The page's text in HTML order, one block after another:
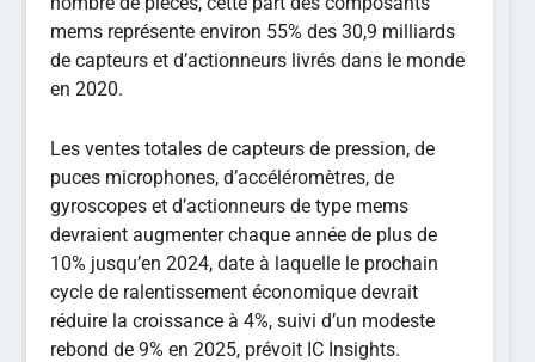
mems représente environ 55% des 30,9 milliards
de capteurs et d’actionneurs livrés dans le monde
en 2020.
Les ventes totales de capteurs de pression, de
puces microphones, d’accéléromètres, de
gyroscopes et d’actionneurs de type mems
devraient augmenter chaque année de plus de
10% jusqu’en 2024, date à laquelle le prochain
cycle de ralentissement économique devrait
réduire la croissance à 4%, suivi d’un modeste
rebond de 9% en 2025, prévoit IC Insights.